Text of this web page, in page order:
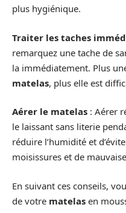
plus hygiénique.
Traiter les taches
remarquez une tache de
la immédiatement. Plus
matelas, plus elle est
Aérer le matelas : Aérer
le laissant sans literie
réduire l’humidité et
moisissures et de
En suivant ces conseils,
de votre matelas en